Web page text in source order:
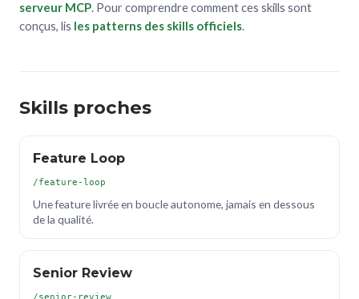
serveur MCP. Pour comprendre comment ces skills sont
conçus, lis les patterns des skills officiels.
Skills proches
Feature Loop
/feature-loop
Une feature livrée en boucle autonome, jamais en dessous
de la qualité.
Senior Review